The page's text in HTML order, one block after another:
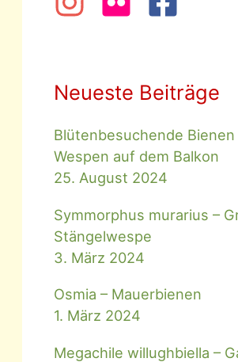
Neueste Beiträge
Blütenbesuchende Bienen
Wespen auf dem Balkon
25. August 2024
Symmorphus murarius –
Stängelwespe
3. März 2024
Osmia – Mauerbienen
1. März 2024
Megachile willughbiella –